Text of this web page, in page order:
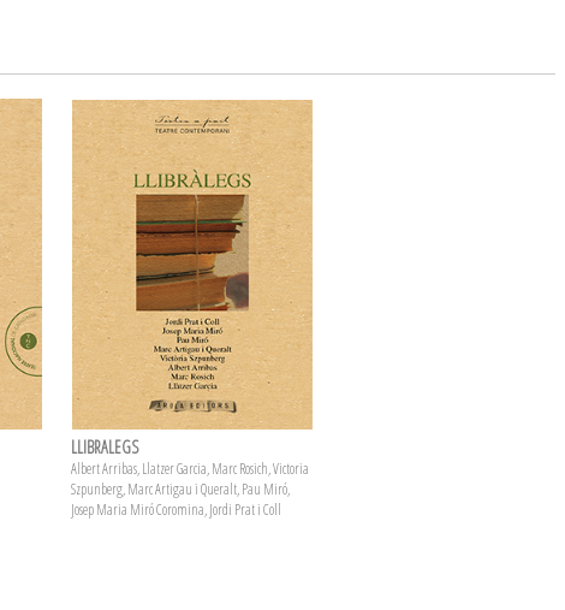
LLIBRALEGS
Albert Arribas, Llatzer Garcia, Marc Rosich, Victoria
Szpunberg, Marc Artigau i Queralt, Pau Miró,
Josep Maria Miró Coromina, Jordi Prat i Coll